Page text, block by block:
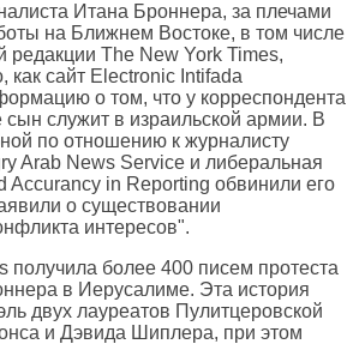
Итана Броннера, за плечами
на Ближнем Востоке, в том числе
редакции The New York Times,
как сайт Electronic Intifada
о том, что у корреспондента
служит в израильской армии. В
по отношению к журналисту
Arab News Service и либеральная
Accurancy in Reporting обвинили его
о существовании
интересов".
получила более 400 писем протеста
в Иерусалиме. Эта история
двух лауреатов Пулитцеровской
и Дэвида Шиплера, при этом